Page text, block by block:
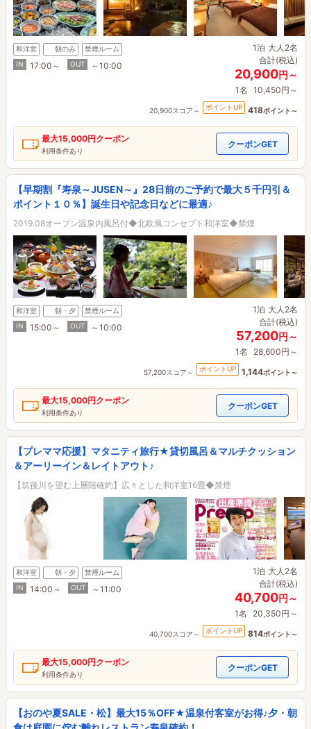
和洋室 朝のみ
禁煙ルーム
IN
17:00～ OUT ～10:00
1泊 大人2名
合計(税込)
20,900円～
1名 10,450円～
20,900スコア～ ポイントUP 418ポイント～
最大15,000円クーポン
利用条件あり
クーポンGET
【早期割『寿泉～JUSEN～』28日前のご予約で最大５千円引＆
ポイント１０％】誕生日や記念日などに最適♪
2019.08オープン温泉内風呂付◆北欧風コンセプト和洋室◆禁煙
和洋室 朝・夕
禁煙ルーム
IN
15:00～ OUT ～10:00
1泊 大人2名
合計(税込)
57,200円～
1名 28,600円～
57,200スコア～ ポイントUP 1,144ポイント～
最大15,000円クーポン
利用条件あり
クーポンGET
【プレママ応援】マタニティ旅行★貸切風呂＆マルチクッション
＆アーリーイン＆レイトアウト♪
【筑後川を望む上層階確約】広々とした和洋室16畳◆禁煙
和洋室 朝・夕
禁煙ルーム
IN
14:00～ OUT ～11:00
1泊 大人2名
合計(税込)
40,700円～
1名 20,350円～
40,700スコア～ ポイントUP 814ポイント～
最大15,000円クーポン
利用条件あり
クーポンGET
【おのや夏SALE・松】最大15％OFF★温泉付客室がお得♪夕・朝